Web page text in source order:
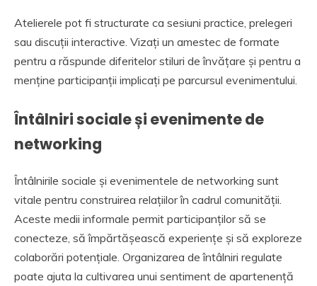
Atelierele pot fi structurate ca sesiuni practice, prelegeri
sau discuții interactive. Vizați un amestec de formate
pentru a răspunde diferitelor stiluri de învățare și pentru a
menține participanții implicați pe parcursul evenimentului.
Întâlniri sociale și evenimente de
networking
Întâlnirile sociale și evenimentele de networking sunt
vitale pentru construirea relațiilor în cadrul comunității.
Aceste medii informale permit participanților să se
conecteze, să împărtășească experiențe și să exploreze
colaborări potențiale. Organizarea de întâlniri regulate
poate ajuta la cultivarea unui sentiment de apartenență